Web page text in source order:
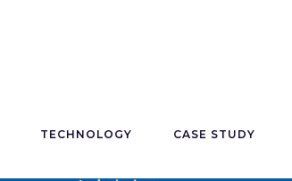
TECHNOLOGY CASE STUDY